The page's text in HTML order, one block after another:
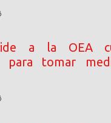
a la OEA
para tomar